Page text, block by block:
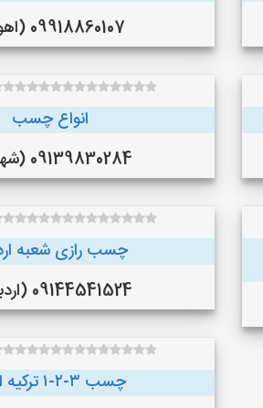
09918860107 (اهواز )
انواع چسب
09139830284 (شهرکرد)
چسب رازی شعبه
09144541524 (اردبیل )
چسب ۳-۲-۱ ترکیه اینتر